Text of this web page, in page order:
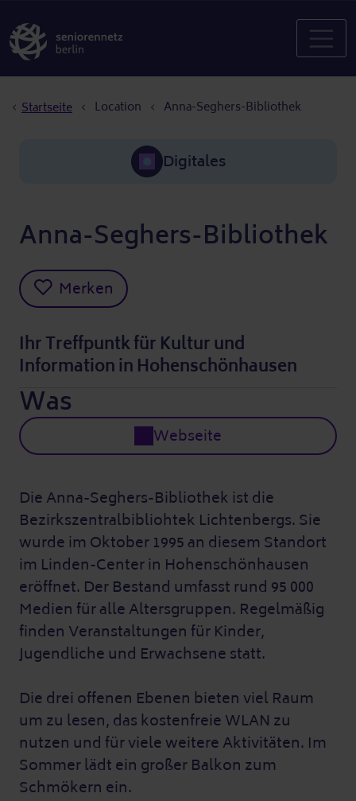
Startseite Location Anna-Seghers-Bibliothek
Digitales
Anna-Seghers-Bibliothek
Merken
Ihr Treffpuntk für Kultur und
Information in Hohenschönhausen
Was
Webseite
Die Anna-Seghers-Bibliothek ist die
Bezirkszentralbibliohtek Lichtenbergs. Sie
wurde im Oktober 1995 an diesem Standort
im Linden-Center in Hohenschönhausen
eröffnet. Der Bestand umfasst rund 95 000
Medien für alle Altersgruppen. Regelmäßig
finden Veranstaltungen für Kinder,
Jugendliche und Erwachsene statt.
Die drei offenen Ebenen bieten viel Raum
um zu lesen, das kostenfreie WLAN zu
nutzen und für viele weitere Aktivitäten. Im
Sommer lädt ein großer Balkon zum
Schmökern ein.